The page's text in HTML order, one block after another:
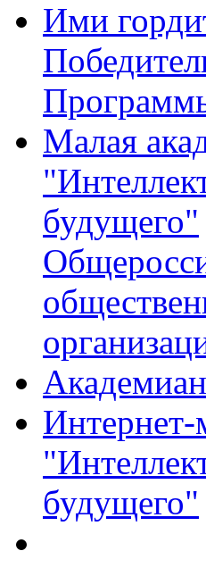
Ими
Малая
будущего"
Академиан
будущего"